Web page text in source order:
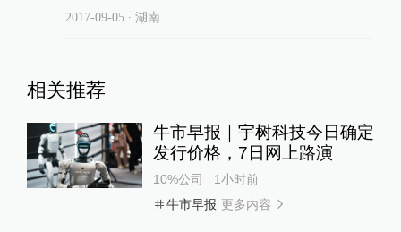
2017-09-05∙ 湖南
相关推荐
牛市早报｜宇树科技今日确定
发行价格，7日网上路演
10%公司
1小时前
牛市早报 更多内容